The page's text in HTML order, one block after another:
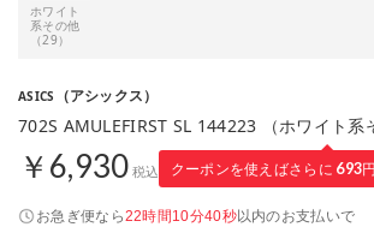
ホワイト
系その他
（29）
ASICS （アシックス）
702S AMULEFIRST SL 144223 （ホワイト系
￥6,930 税込 クーポンを使えばさらに 693
お急ぎ便なら22時間10分39秒以内のお支払いで